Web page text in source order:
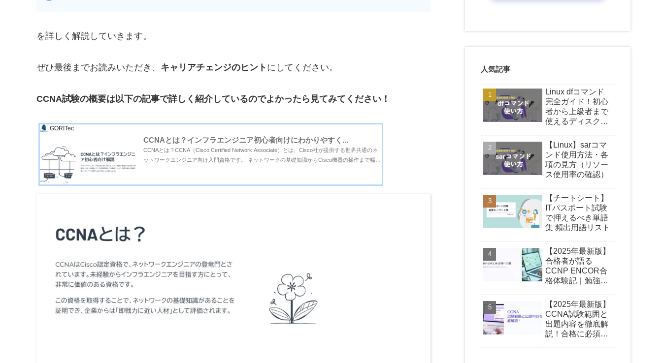
を詳しく解説していきます。
ぜひ最後までお読みいただき、 キャリアチェンジのヒント にしてください。
CCNA試験の概要は以下の記事で詳しく紹介しているのでよかったら見てみてください！
GORITec
CCNAとは？インフラエンジニア初心者向けにわかりやすく...
CCNAとは？CCNA（Cisco Certified Network Associate）とは、Cisco社が提供する世界共通のネ
ットワークエンジニア向け入門資格です。 ネットワークの基礎知識からCisco機器の操作まで幅広
人気記事
Linux dfコマンド
完全ガイド！初心
者から上級者まで
使えるディスク容
プション解説、現
場での活用事例を
徹底解説
【Linux】sarコマ
ンド使用方法・各
項の見方（リソー
ス使用率の確認）
【チートシート】
ITパスポート試験
で押えるべき単語
集 頻出用語リスト
【2025年最新版】
合格者が語る
CCNP ENCOR合
格体験記｜勉強時
【2025年最新版】
CCNA試験範囲と
出題内容を徹底解
説！合格に必須の